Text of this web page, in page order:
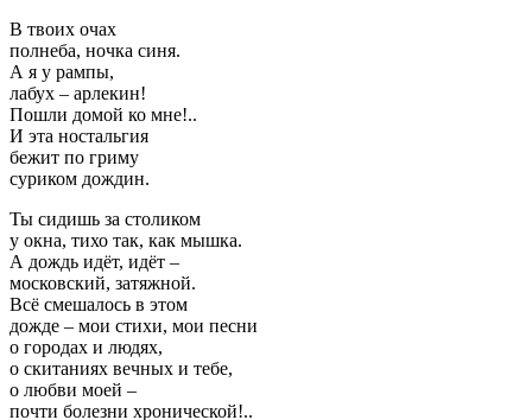
В твоих очах
полнеба, ночка синя.
А я у рампы,
лабух – арлекин!
Пошли домой ко мне!..
И эта ностальгия
бежит по гриму
суриком дождин.
Ты сидишь за столиком
у окна, тихо так, как мышка.
А дождь идёт, идёт –
московский, затяжной.
Всё смешалось в этом
дожде – мои стихи, мои песни
о городах и людях,
о скитаниях вечных и тебе,
о любви моей –
почти болезни хронической!..